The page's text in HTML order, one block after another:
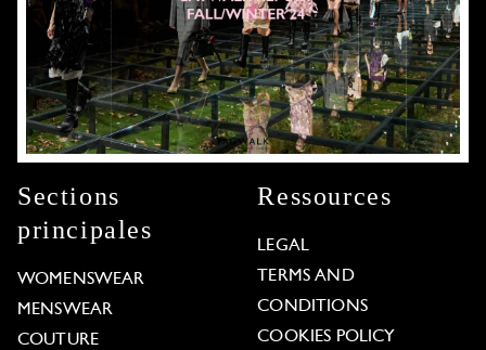
Sections
principales
WOMENSWEAR
MENSWEAR
COUTURE
Ressources
LEGAL
TERMS AND
CONDITIONS
COOKIES POLICY